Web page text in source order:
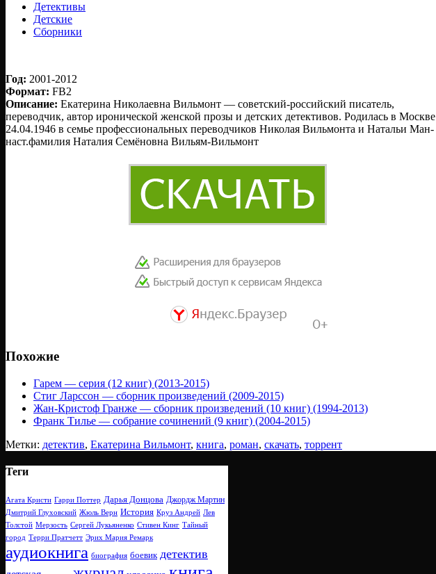
Детективы
Детские
Сборники
Год: 2001-2012
Формат: FB2
Описание: Екатерина Николаевна Вильмонт — советский-российский писатель,
переводчик, автор иронической женской прозы и детских детективов. Родилась в Москве
24.04.1946 в семье профессиональных переводчиков Николая Вильмонта и Натальи Ман-
наст.фамилия Наталия Семёновна Вильям-Вильмонт
Похожие
Гарем — серия (12 книг) (2013-2015)
Стиг Ларссон — сборник произведений (2009-2015)
Жан-Кристоф Гранже — сборник произведений (10 книг) (1994-2013)
Франк Тилье — собрание сочинений (9 книг) (2004-2015)
Метки: детектив, Екатерина Вильмонт, книга, роман, скачать, торрент
Теги
Агата Кристи Гарри Поттер Дарья Донцова Джордж Мартин
Дмитрий Глуховский Жюль Верн История Круз Андрей Лев
Толстой Мерзость Сергей Лукьяненко Стивен Кинг Тайный
город Терри Пратчетт Эрих Мария Ремарк
аудиокнига биография боевик детектив